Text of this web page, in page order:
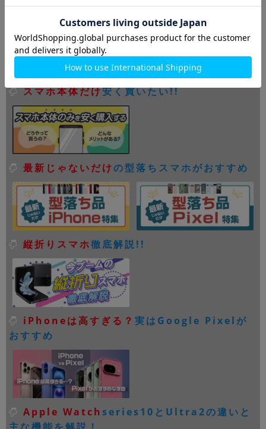
スマホ本体だけ安く買いたい!!
最新じゃないだけの型落ちスマホがおすすめ
縦折りスマホ徹底解説!!
iPhoneは高すぎる？ 実はGoogle Pixelが
おすすめ
Apple Watchseries10とUltra2の違いと